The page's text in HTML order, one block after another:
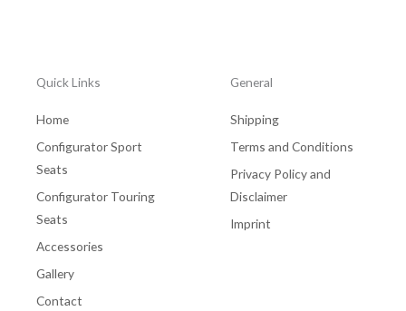
Quick Links
Home
Configurator Sport
Seats
Configurator Touring
Seats
Accessories
Gallery
Contact
General
Shipping
Terms and Conditions
Privacy Policy and
Disclaimer
Imprint